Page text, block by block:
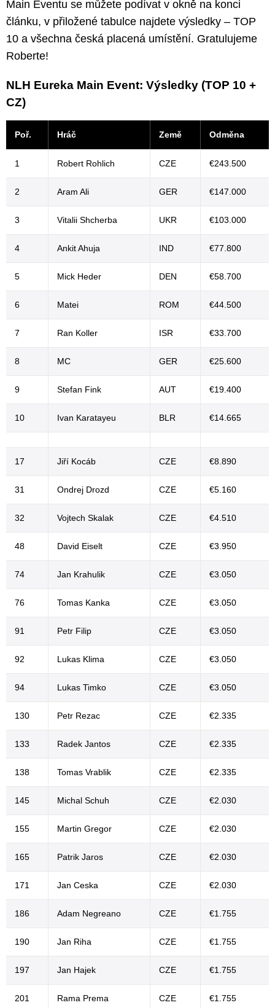
Main Eventu se můžete podívat v okně na konci
článku, v přiložené tabulce najdete výsledky – TOP
10 a všechna česká placená umístění. Gratulujeme
Roberte!
NLH Eureka Main Event: Výsledky (TOP 10 +
CZ)
Poř. Hráč Země Odměna
1 Robert Rohlich CZE €243.500
2 Aram Ali GER €147.000
3 Vitalii Shcherba UKR €103.000
4 Ankit Ahuja IND €77.800
5 Mick Heder DEN €58.700
6 Matei ROM €44.500
7 Ran Koller ISR €33.700
8 MC GER €25.600
9 Stefan Fink AUT €19.400
10 Ivan Karatayeu BLR €14.665
17 Jiří Kocáb CZE €8.890
31 Ondrej Drozd CZE €5.160
32 Vojtech Skalak CZE €4.510
48 David Eiselt CZE €3.950
74 Jan Krahulik CZE €3.050
76 Tomas Kanka CZE €3.050
91 Petr Filip CZE €3.050
92 Lukas Klima CZE €3.050
94 Lukas Timko CZE €3.050
130 Petr Rezac CZE €2.335
133 Radek Jantos CZE €2.335
138 Tomas Vrablik CZE €2.335
145 Michal Schuh CZE €2.030
155 Martin Gregor CZE €2.030
165 Patrik Jaros CZE €2.030
171 Jan Ceska CZE €2.030
186 Adam Negreano CZE €1.755
190 Jan Riha CZE €1.755
197 Jan Hajek CZE €1.755
201 Rama Prema CZE €1.755